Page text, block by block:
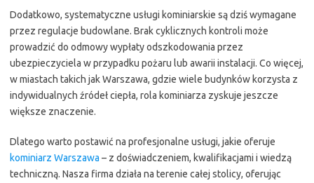
Dodatkowo, systematyczne usługi kominiarskie są dziś wymagane
przez regulacje budowlane. Brak cyklicznych kontroli może
prowadzić do odmowy wypłaty odszkodowania przez
ubezpieczyciela w przypadku pożaru lub awarii instalacji. Co więcej,
w miastach takich jak Warszawa, gdzie wiele budynków korzysta z
indywidualnych źródeł ciepła, rola kominiarza zyskuje jeszcze
większe znaczenie.
Dlatego warto postawić na profesjonalne usługi, jakie oferuje
kominiarz Warszawa – z doświadczeniem, kwalifikacjami i wiedzą
techniczną. Nasza firma działa na terenie całej stolicy, oferując